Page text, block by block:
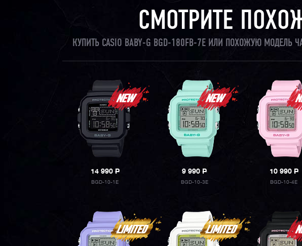
СМОТРИТЕ
КУПИТЬ CASIO BABY-G BGD-180FB-7E ИЛИ ПОХОЖУЮ МОДЕЛЬ
14 990P
BGD-10-1E
9 990P
BGD-10-3E
10 990 P
BGD-10-4E